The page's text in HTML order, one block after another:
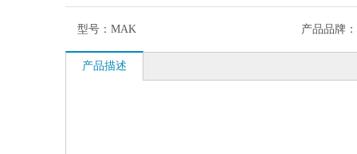
型号： MAK 产品品牌：
产品描述